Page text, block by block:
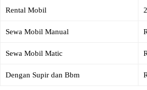
Rental Mobil
Sewa Mobil Manual
Sewa Mobil Matic
Dengan Supir dan Bbm